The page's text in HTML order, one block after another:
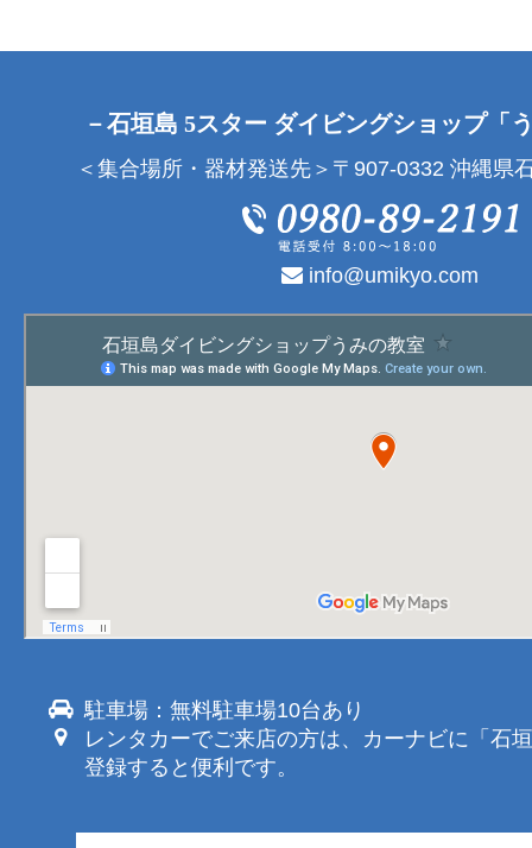
－石垣島 5スター ダイビングショップ「
＜集合場所・器材発送先＞〒907-0332 沖縄県
info@umikyo.com
駐車場：無料駐車場10台あり
レンタカーでご来店の方は、カーナビに「石
登録すると便利です。